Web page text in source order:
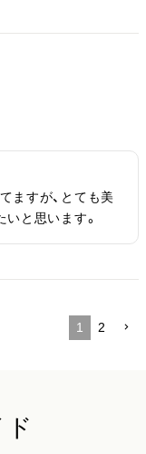
ますが、とても美
と思います。
1 2